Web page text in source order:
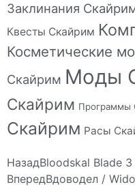
Заклинания
Квесты Скайрим
Косметические
Скайрим Моды
Скайрим Программы
Скайрим Расы
НазадBloodskal Blade 3
ВпередВдоводел /